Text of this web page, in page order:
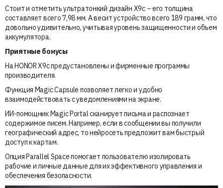
Стоит и отметить ультратонкий дизайн X9c – его толщина
составляет всего 7,98 мм. А весит устройство всего 189 грамм, что
довольно удивительно, учитывая уровень защищенности и объем
аккумулятора.
Приятные бонусы
На HONOR X9c предустановлены и фирменные программы
производителя.
Функция Magic Capsule позволяет легко и удобно
взаимодействовать с уведомлениями на экране.
ИИ-помощник Magic Portal сканирует письма и распознает
содержимое писем. Например, если в сообщении вы получили
географический адрес, то нейросеть предложит вам быстрый
доступ к картам.
Опция Parallel Space помогает пользователю изолировать
рабочие и личные данные для их эффективного управления и
обеспечения безопасности.